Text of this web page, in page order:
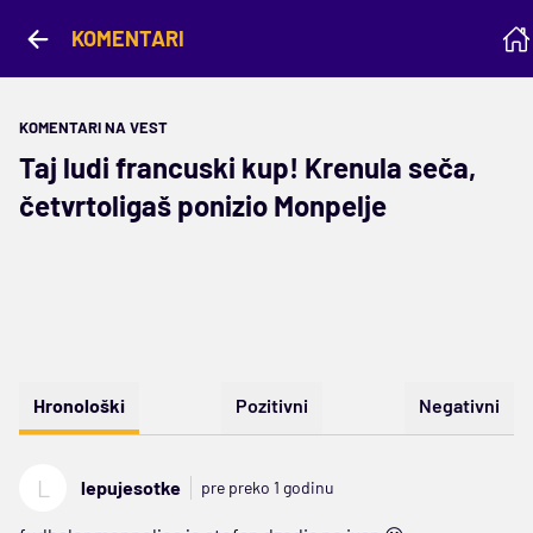
KOMENTARI
KOMENTARI NA VEST
Taj ludi francuski kup! Krenula seča,
četvrtoligaš ponizio Monpelje
Hronološki Pozitivni Negativni
L lepujesotke pre preko 1 godinu